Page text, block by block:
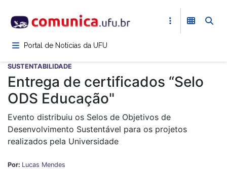
para
conteúdoPortal de Notícias da UFU
SUSTENTABILIDADE
Entrega de certificados “Selo
ODS Educação"
Evento distribuiu os Selos de Objetivos de
Desenvolvimento Sustentável para os projetos
realizados pela Universidade
Por: Lucas Mendes